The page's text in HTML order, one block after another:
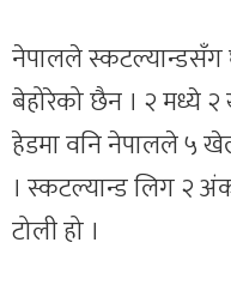
नेपालले स्कटल्यान्डसँग
बेहोरेको छैन । २ मध्ये
हेडमा वनि नेपालले ५
। स्कटल्यान्ड लिग २
टोली हो ।